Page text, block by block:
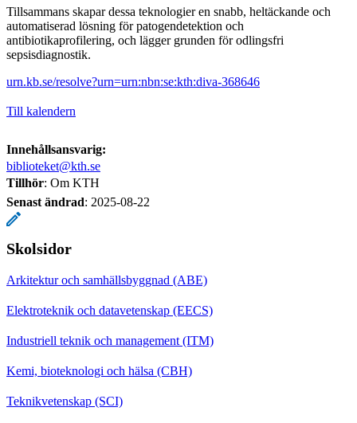
Tillsammans skapar dessa teknologier en snabb, heltäckande och
automatiserad lösning för patogendetektion och
antibiotikaprofilering, och lägger grunden för odlingsfri
sepsisdiagnostik.
urn.kb.se/resolve?urn=urn:nbn:se:kth:diva-368646
Till kalendern
Innehållsansvarig:
biblioteket@kth.se
Tillhör: Om KTH
Senast ändrad: 2025-08-22
Skolsidor
Arkitektur och samhällsbyggnad (ABE)
Elektroteknik och datavetenskap (EECS)
Industriell teknik och management (ITM)
Kemi, bioteknologi och hälsa (CBH)
Teknikvetenskap (SCI)